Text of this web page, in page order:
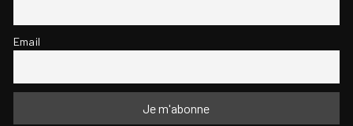
Email